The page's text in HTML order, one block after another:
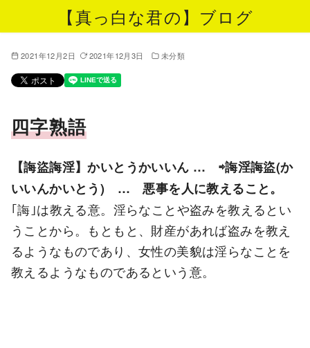
【真っ白な君の】ブログ
2021年12月2日 2021年12月3日 未分類
四字熟語
【誨盜誨淫】かいとうかいいん … ⇨誨淫誨盜(か
いいんかいとう) … 悪事を人に教えること。
｢誨｣は教える意。淫らなことや盗みを教えるとい
うことから。もともと、財産があれば盗みを教え
るようなものであり、女性の美貌は淫らなことを
教えるようなものであるという意。